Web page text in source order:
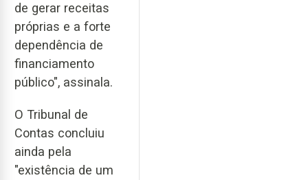
de gerar receitas
próprias e a forte
dependência de
financiamento
público", assinala.
O Tribunal de
Contas concluiu
ainda pela
"existência de um